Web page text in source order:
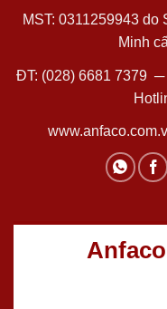
MST: 0311259943
Minh
ĐT: (028) 6681 7379 ─